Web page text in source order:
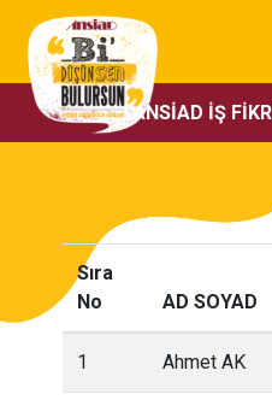
ANSİAD İŞ
Sıra
No
AD SOYAD
1 Ahmet AK